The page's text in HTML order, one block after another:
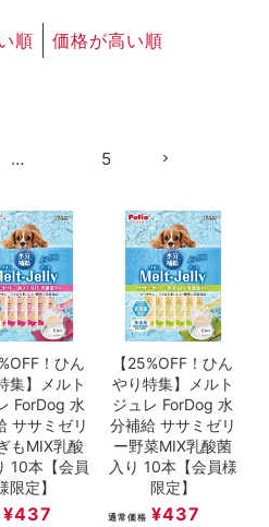
person 新規会員登録
順
価格が高い順
… 5
！ひん
集】メルト
ForDog 水
ササミゼリ
もMIX乳酸
10本【会員
限定】
¥437
【25%OFF！ひん
やり特集】メルト
ジュレ ForDog 水
分補給 ササミゼリ
ー野菜MIX乳酸菌
入り 10本【会員様
限定】
通常価格 ¥437